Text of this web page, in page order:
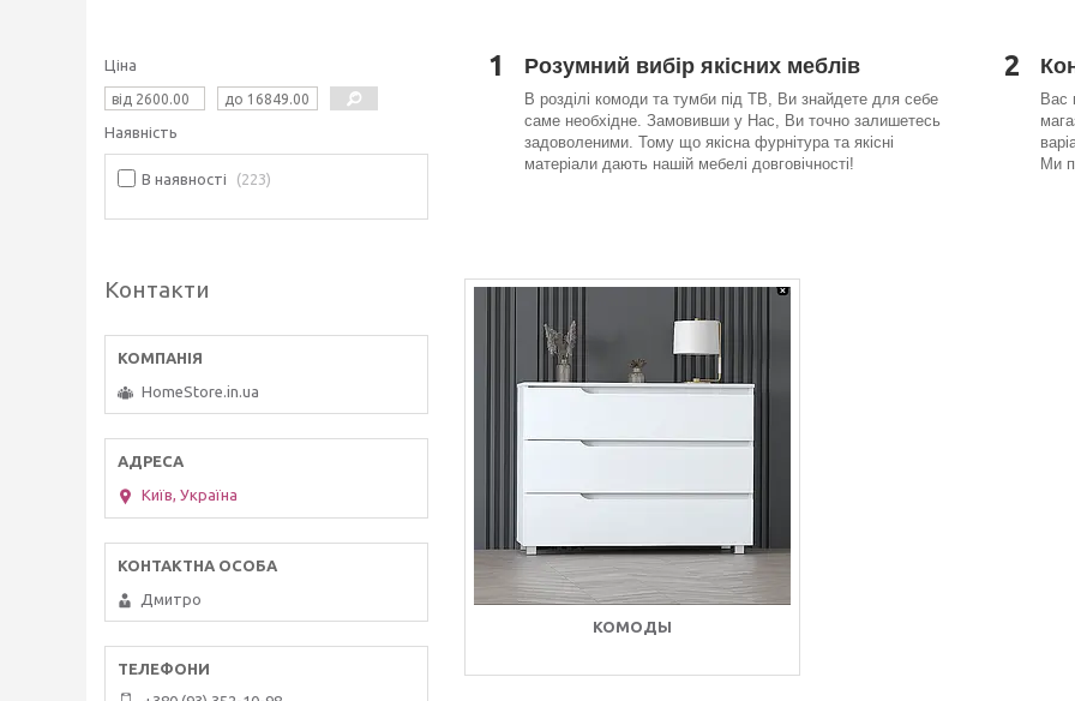
1 Розумний вибір якісних меблів
В розділі комоди та тумби під ТВ, Ви знайдете для себе
саме необхідне. Замовивши у Нас, Ви точно залишетесь
задоволеними. Тому що якісна фурнітура та якісні
матеріали дають нашій мебелі довговічності!
2
Вас
Ми
КОМОДЫ
Ціна
Наявність
В наявності 223
Контакти
HomeStore.in.ua
Київ, Україна
Дмитро